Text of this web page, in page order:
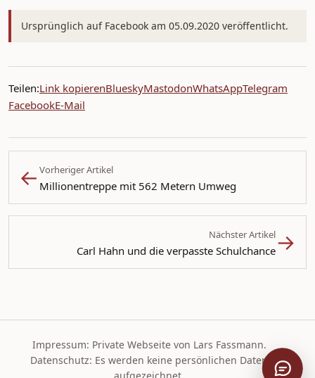
Ursprünglich auf Facebook am 05.09.2020 veröffentlicht.
Teilen:Link kopierenBlueskyMastodonWhatsAppTelegram
FacebookE-Mail
← Vorheriger Artikel
Millionentreppe mit 562 Metern Umweg
Nächster Artikel
Carl Hahn und die verpasste Schulchance→
Artikel
Impressum: Private Webseite von Lars Fassmann.
Datenschutz: Es werden keine persönlichen Daten